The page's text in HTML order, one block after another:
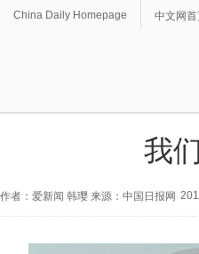
China Daily Homepage 中文网
我
作者：爱新闻 韩璎 来源：中国日报网